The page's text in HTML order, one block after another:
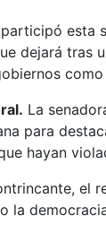
esta
dejará tras
como
La
para
hayan
el
la